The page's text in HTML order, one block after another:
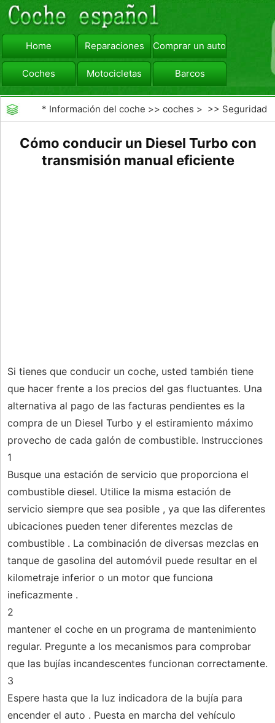
Home Reparaciones Comprar un automóvil
Coches Motocicletas Barcos
viajar Camiones
* Información del coche >>coches > >> Seguridad
Cómo conducir un Diesel Turbo con
transmisión manual eficiente
Si tienes que conducir un coche, usted también tiene
que hacer frente a los precios del gas fluctuantes. Una
alternativa al pago de las facturas pendientes es la
compra de un Diesel Turbo y el estiramiento máximo
provecho de cada galón de combustible. Instrucciones
1
Busque una estación de servicio que proporciona el
combustible diesel. Utilice la misma estación de
servicio siempre que sea posible , ya que las diferentes
ubicaciones pueden tener diferentes mezclas de
combustible . La combinación de diversas mezclas en
tanque de gasolina del automóvil puede resultar en el
kilometraje inferior o un motor que funciona
ineficazmente .
2
mantener el coche en un programa de mantenimiento
regular. Pregunte a los mecanismos para comprobar
que las bujías incandescentes funcionan correctamente.
3
Espere hasta que la luz indicadora de la bujía para
encender el auto . Puesta en marcha del vehículo